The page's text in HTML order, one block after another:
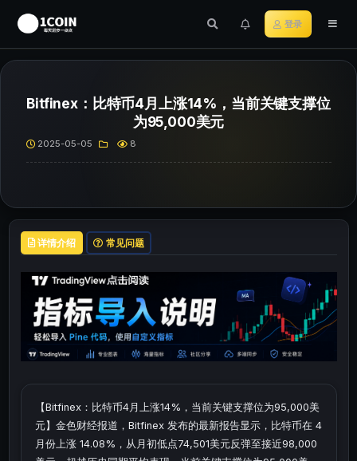
登录
Bitfinex：比特币4月上涨14%，当前关键支撑位
为95,000美元
2025-05-05 8
详情介绍 常见问题
【Bitfinex：比特币4月上涨14%，当前关键支撑位为95,000美
元】金色财经报道，Bitfinex 发布的最新报告显示，比特币在 4
月份上涨 14.08%，从月初低点74,501美元反弹至接近98,000